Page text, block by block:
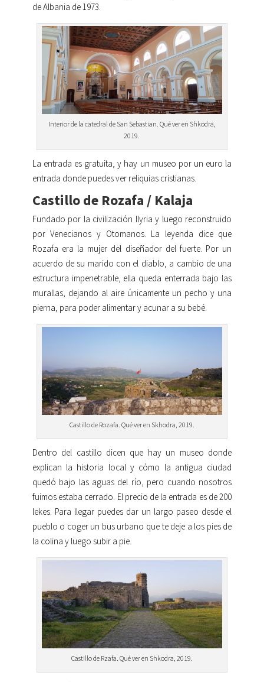
de Albania de 1973.
Interior de la catedral de San Sebastian. Qué ver en Shkodra,
2019.
La entrada es gratuita, y hay un museo por un euro la
entrada donde puedes ver reliquias cristianas.
Castillo de Rozafa / Kalaja
Fundado por la civilización Ilyria y luego reconstruido
por Venecianos y Otomanos. La leyenda dice que
Rozafa era la mujer del diseñador del fuerte. Por un
acuerdo de su marido con el diablo, a cambio de una
estructura impenetrable, ella queda enterrada bajo las
murallas, dejando al aire únicamente un pecho y una
pierna, para poder alimentar y acunar a su bebé.
Castillo de Rozafa. Qué ver en Skhodra, 2019.
Dentro del castillo dicen que hay un museo donde
explican la historia local y cómo la antigua ciudad
quedó bajo las aguas del río, pero cuando nosotros
fuimos estaba cerrado. El precio de la entrada es de 200
lekes. Para llegar puedes dar un largo paseo desde el
pueblo o coger un bus urbano que te deje a los pies de
la colina y luego subir a pie.
Castillo de Rzafa. Qué ver en Shkodra, 2019.